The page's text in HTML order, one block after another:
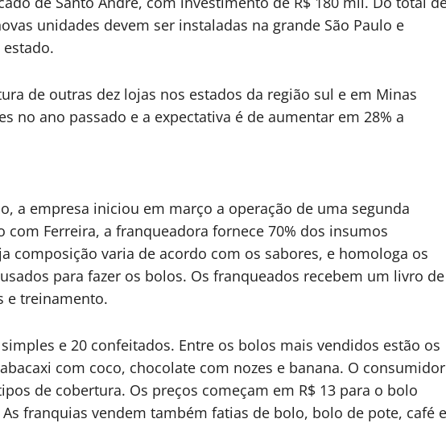
unidades devem ser instaladas na grande São Paulo e
de outras dez lojas nos estados da região sul e em Minas
no ano passado e a expectativa é de aumentar em 28% a
a empresa iniciou em março a operação de uma segunda
com Ferreira, a franqueadora fornece 70% dos insumos
composição varia de acordo com os sabores, e homologa os
para fazer os bolos. Os franqueados recebem um livro de
e treinamento.
e 20 confeitados. Entre os bolos mais vendidos estão os
com coco, chocolate com nozes e banana. O consumidor
de cobertura. Os preços começam em R$ 13 para o bolo
franquias vendem também fatias de bolo, bolo de pote, café e